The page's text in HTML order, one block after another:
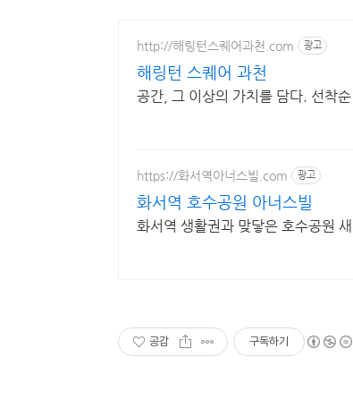
http://해링턴스퀘어과천.com 광고
해링턴 스퀘어 과천
공간, 그 이상의 가치를 담다. 선착
https://화서역아너스빌.com 광고
화서역 호수공원 아너스빌
화서역 생활권과 맞닿은 호수공원
공감 구독하기